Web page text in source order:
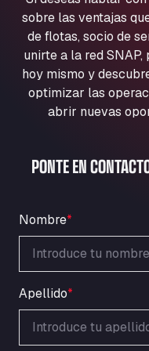
Aqua Ariva
Marie-Curie-
Aral Autohof
An der Autobahn
ARAL Autohof
Oppelner Str. 1,
Nellinger Str.
ARAL Autohof
ARAL Tankstelle
GmbH
Obernburger Str.
Ardleigh South
a120 westbound,
Area 47
Autovia A4 km
sobre las ventajas
de flotas, socio de
unirte a la red
hoy mismo y
optimizar las
abrir nuevas
PONTE EN
Nombre*
Apellido*